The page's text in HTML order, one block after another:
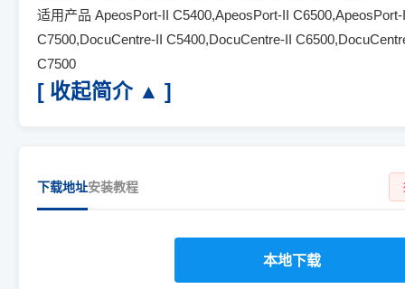
适用产品 ApeosPort-II C5400,ApeosPort-II C6500,ApeosPort-
C7500,DocuCentre-II C5400,DocuCentre-II
C7500
[ 收起简介 ▲ ]
下载地址安装教程
本地下载